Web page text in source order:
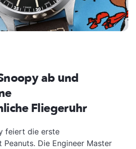
ab und
Fliegeruhr
feiert die erste
Peanuts. Die Engineer Master